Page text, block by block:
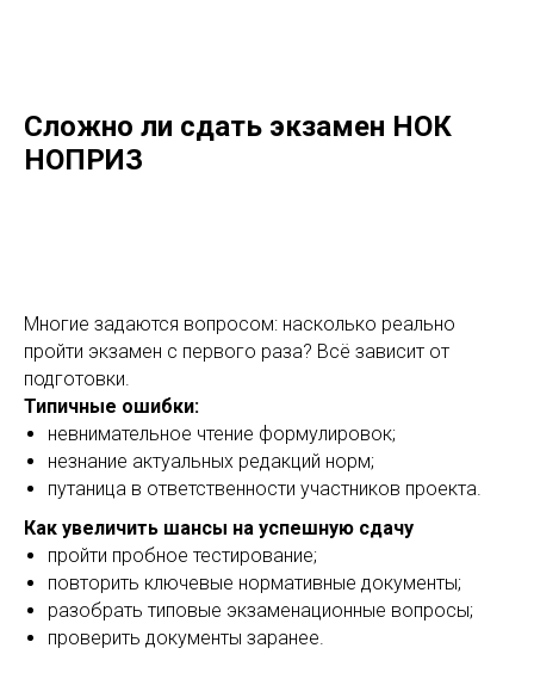
Сложно ли сдать экзамен НОК
НОПРИЗ
Многие задаются вопросом: насколько реально
пройти экзамен с первого раза? Всё зависит от
подготовки.
Типичные ошибки:
невнимательное чтение формулировок;
незнание актуальных редакций норм;
путаница в ответственности участников проекта.
Как увеличить шансы на успешную сдачу
пройти пробное тестирование;
повторить ключевые нормативные документы;
разобрать типовые экзаменационные вопросы;
проверить документы заранее.